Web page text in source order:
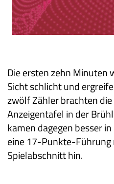
Die ersten zehn Minuten
Sicht schlicht und
zwölf Zähler brachten
Anzeigentafel in der
kamen dagegen besser
eine 17-Punkte-Führung
Spielabschnitt hin.